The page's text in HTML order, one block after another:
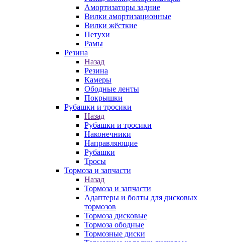
Амортизаторы задние
Вилки амортизационные
Вилки жёсткие
Петухи
Рамы
Резина
Назад
Резина
Камеры
Ободные ленты
Покрышки
Рубашки и тросики
Назад
Рубашки и тросики
Наконечники
Направляющие
Рубашки
Тросы
Тормоза и запчасти
Назад
Тормоза и запчасти
Адаптеры и болты для дисковых
тормозов
Тормоза дисковые
Тормоза ободные
Тормозные диски